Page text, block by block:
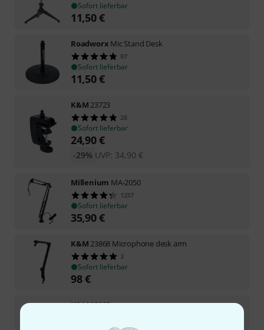
Sofort lieferbar
11,50€
Roadworx Mic Stand Desk
97
Sofort lieferbar
11,50€
K&M 23723
28
Sofort lieferbar
24,90€
UVP: 34,90 €
-29%
Millenium MA-2050
1237
Sofort lieferbar
35,90€
K&M 23868 Microphone desk arm
3
Sofort lieferbar
98€
K&M25995
Sofort lieferbar